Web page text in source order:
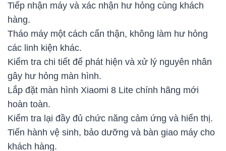
Tiếp nhận máy và xác nhận hư hỏng cùng khách
hàng.
Tháo máy một cách cẩn thận, không làm hư hỏng
các linh kiện khác.
Kiểm tra chi tiết để phát hiện và xử lý nguyên nhân
gây hư hỏng màn hình.
Lắp đặt màn hình Xiaomi 8 Lite chính hãng mới
hoàn toàn.
Kiểm tra lại đầy đủ chức năng cảm ứng và hiển thị.
Tiến hành vệ sinh, bảo dưỡng và bàn giao máy cho
khách hàng.